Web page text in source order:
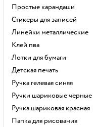
Простые карандаши
Стикеры для записей
Линейки металлические
Клей пва
Лотки для бумаги
Детская печать
Ручка гелевая синяя
Ручки шариковые черные
Ручка шариковая красная
Папка для рисования